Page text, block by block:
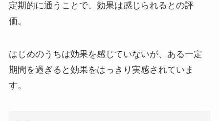
定期的に通うことで、効果は感じられるとの評
価。
はじめのうちは効果を感じていないが、ある一定
期間を過ぎると効果をはっきり実感されていま
す。